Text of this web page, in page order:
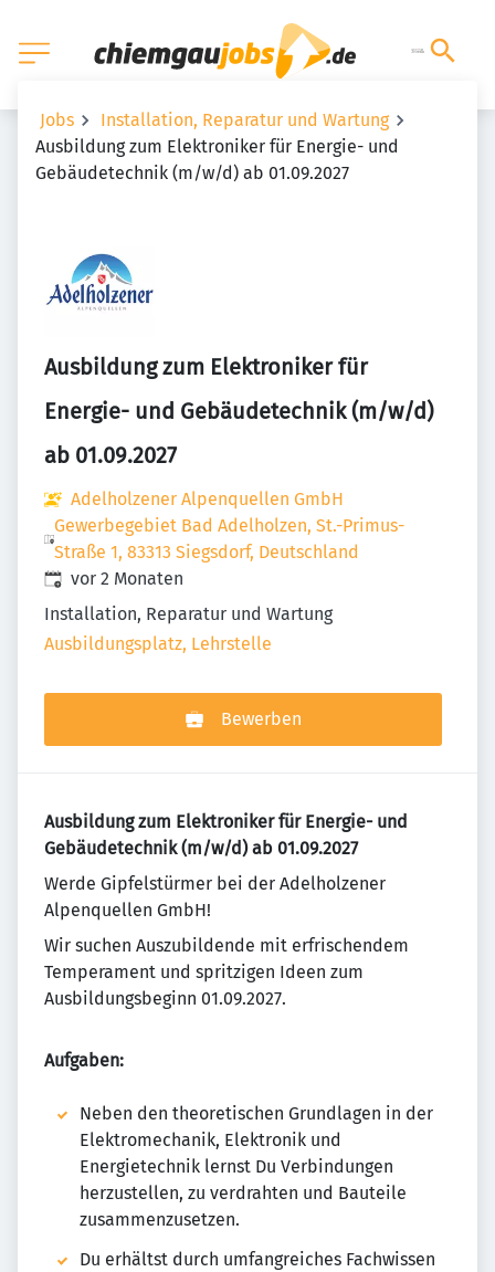
Jobs
Installation, Reparatur und Wartung
Ausbildung zum Elektroniker für Energie- und
Gebäudetechnik (m/w/d) ab 01.09.2027
Ausbildung zum Elektroniker für
Energie- und Gebäudetechnik (m/w/d)
ab 01.09.2027
Adelholzener Alpenquellen GmbH
Gewerbegebiet Bad Adelholzen, St.-Primus-
Straße 1, 83313 Siegsdorf, Deutschland
Veröffentlicht:
vor 2 Monaten
Installation, Reparatur und Wartung
Ausbildungsplatz, Lehrstelle
Bewerben
Ausbildung zum Elektroniker für Energie- und
Gebäudetechnik (m/w/d) ab 01.09.2027
Werde Gipfelstürmer bei der Adelholzener
Alpenquellen GmbH!
Wir suchen Auszubildende mit erfrischendem
Temperament und spritzigen Ideen zum
Ausbildungsbeginn 01.09.2027.
Aufgaben:
Neben den theoretischen Grundlagen in der
Elektromechanik, Elektronik und
Energietechnik lernst Du Verbindungen
herzustellen, zu verdrahten und Bauteile
zusammenzusetzen.
Du erhältst durch umfangreiches Fachwissen